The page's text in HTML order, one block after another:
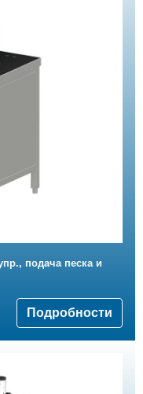
подача песка и
Подробности